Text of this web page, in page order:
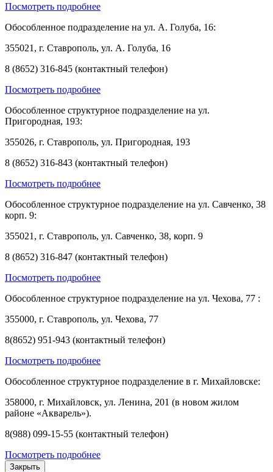
Посмотреть подробнее
Обособленное подразделение на ул. А. Голуба, 16:
355021, г. Ставрополь, ул. А. Голуба, 16
8 (8652) 316-845 (контактный телефон)
Посмотреть подробнее
Обособленное структурное подразделение на ул.
Пригородная, 193:
355026, г. Ставрополь, ул. Пригородная, 193
8 (8652) 316-843 (контактный телефон)
Посмотреть подробнее
Обособленное структурное подразделение на ул. Савченко, 38
корп. 9:
355021, г. Ставрополь, ул. Савченко, 38, корп. 9
8 (8652) 316-847 (контактный телефон)
Посмотреть подробнее
Обособленное структурное подразделение на ул. Чехова, 77 :
355000, г. Ставрополь, ул. Чехова, 77
8(8652) 951-943 (контактный телефон)
Посмотреть подробнее
Обособленное структурное подразделение в г. Михайловске:
358000, г. Михайловск, ул. Ленина, 201 (в новом жилом
районе «Акварель»).
8(988) 099-15-55 (контактный телефон)
Посмотреть подробнее
Закрыть